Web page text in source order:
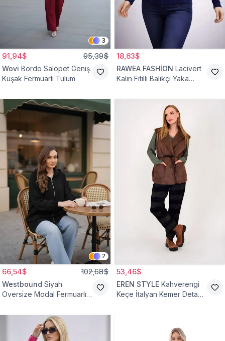
3
91,94$ 95,39$
Wovi Bordo Salopet Geniş
Kuşak Fermuarlı Tulum
18,63$
RAWEA FASHİON Lacivert
Kalın Fitilli Balıkçı Yaka
2
66,54$ 102,68$
Westbound Siyah
Oversize Modal Fermuarlı
53,46$
EREN STYLE Kahverengi
Keçe İtalyan Kemer Detaylı